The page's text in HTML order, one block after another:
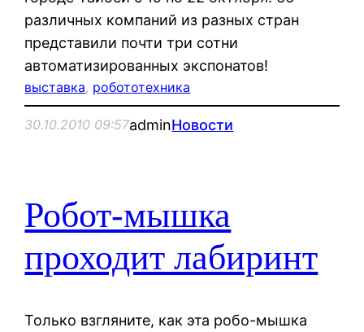
различных компаний из разных стран
представили почти три сотни
автоматизированных экспонатов!
выставка, робототехника
30.10.2010 09:57adminНовости
Робот-мышка
проходит лабиринт
Только взгляните, как эта робо-мышка